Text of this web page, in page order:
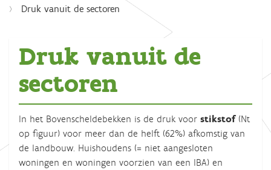
Druk vanuit de sectoren
Druk vanuit de
sectoren
In het Bovenscheldebekken is de druk voor stikstof(Nt
op figuur) voor meer dan de helft (62%) afkomstig van
de landbouw. Huishoudens (= niet aangesloten
woningen en woningen voorzien van een IBA) en